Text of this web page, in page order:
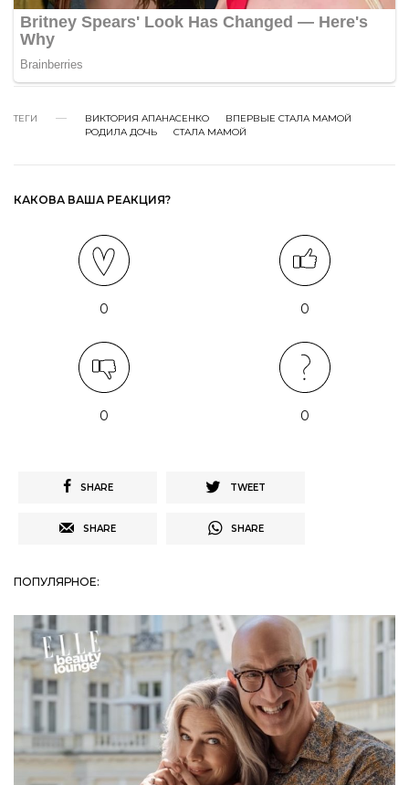
ТЕГИ ВИКТОРИЯ АПАНАСЕНКО
ВПЕРВЫЕ СТАЛА МАМОЙ
РОДИЛА ДОЧЬ
СТАЛА МАМОЙ
КАКОВА ВАША РЕАКЦИЯ?
0 0
0 0
SHARE TWEET
SHARE SHARE
ПОПУЛЯРНОЕ: